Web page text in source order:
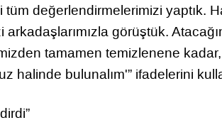
değerlendirmelerimizi yaptık.
görüştük.
tamamen temizlenene
halinde bulunalım'” ifadelerini